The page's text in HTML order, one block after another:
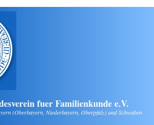
fuer Familienkunde e.V.
(Oberbayern, Niederbayern, Oberpfalz) und Schwaben